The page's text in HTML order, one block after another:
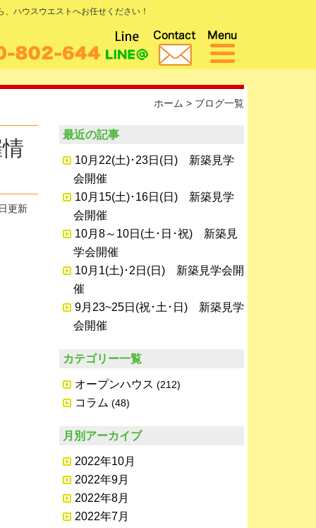
ハウスウエストへお任せください！
ホーム > ブログ一覧
更新
最近の記事
10月22(土)･23日(日) 新築見学
会開催
10月15(土)･16日(日) 新築見学
会開催
10月8～10日(土･日･祝) 新築見
学会開催
10月1(土)･2日(日) 新築見学会開
催
9月23~25日(祝･土･日) 新築見学
会開催
カテゴリー一覧
オープンハウス (212)
コラム (48)
月別アーカイブ
2022年10月
2022年9月
2022年8月
2022年7月